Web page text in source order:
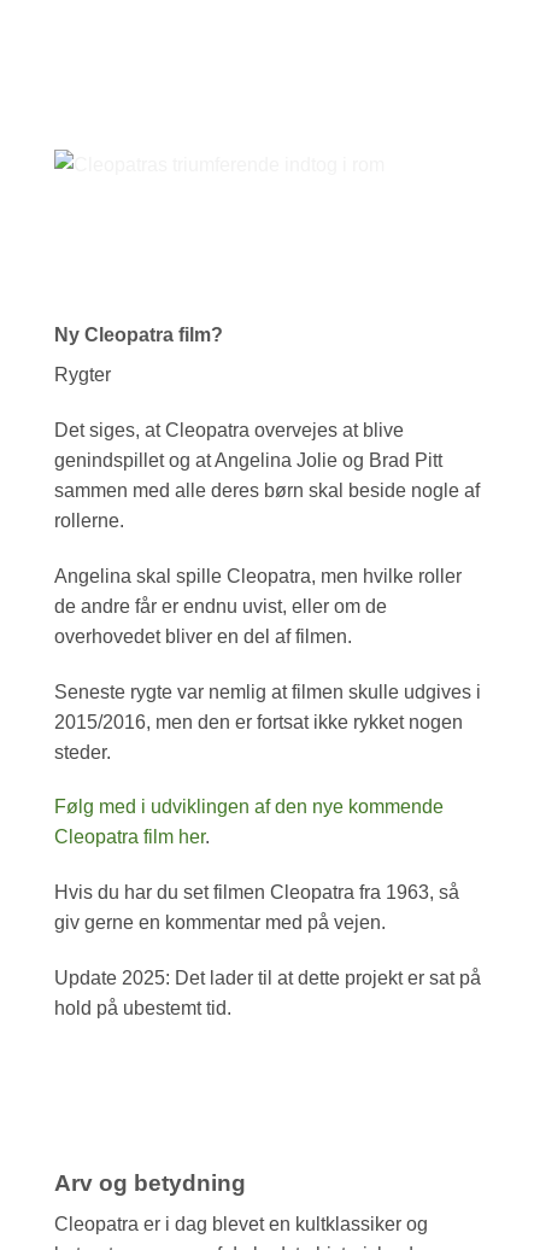
Ny Cleopatra film?
Rygter
Det siges, at Cleopatra overvejes at blive
genindspillet og at Angelina Jolie og Brad Pitt
sammen med alle deres børn skal beside nogle af
rollerne.
Angelina skal spille Cleopatra, men hvilke roller
de andre får er endnu uvist, eller om de
overhovedet bliver en del af filmen.
Seneste rygte var nemlig at filmen skulle udgives i
2015/2016, men den er fortsat ikke rykket nogen
steder.
Følg med i udviklingen af den nye kommende
Cleopatra film her.
Hvis du har du set filmen Cleopatra fra 1963, så
giv gerne en kommentar med på vejen.
Update 2025: Det lader til at dette projekt er sat på
hold på ubestemt tid.
Arv og betydning
Cleopatra er i dag blevet en kultklassiker og